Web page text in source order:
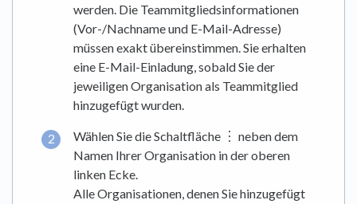
werden. Die Teammitgliedsinformationen
(Vor-/Nachname und E-Mail-Adresse)
müssen exakt übereinstimmen. Sie erhalten
eine E-Mail-Einladung, sobald Sie der
jeweiligen Organisation als Teammitglied
hinzugefügt wurden.
Wählen Sie die Schaltfläche ︙ neben dem
Namen Ihrer Organisation in der oberen
linken Ecke.
Alle Organisationen, denen Sie hinzugefügt